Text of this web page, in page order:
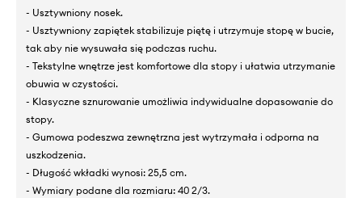
- Usztywniony nosek.
- Usztywniony zapiętek stabilizuje piętę i utrzymuje stopę w bucie,
tak aby nie wysuwała się podczas ruchu.
- Tekstylne wnętrze jest komfortowe dla stopy i ułatwia utrzymanie
obuwia w czystości.
- Klasyczne sznurowanie umożliwia indywidualne dopasowanie do
stopy.
- Gumowa podeszwa zewnętrzna jest wytrzymała i odporna na
uszkodzenia.
- Długość wkładki wynosi: 25,5 cm.
- Wymiary podane dla rozmiaru: 40 2/3.